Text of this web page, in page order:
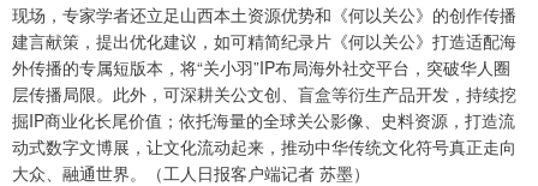
现场，专家学者还立足山西本土资源优势和《何以关公》的创作传播
建言献策，提出优化建议，如可精简纪录片《何以关公》打造适配海
外传播的专属短版本，将“关小羽”IP布局海外社交平台，突破华人圈
层传播局限。此外，可深耕关公文创、盲盒等衍生产品开发，持续挖
掘IP商业化长尾价值；依托海量的全球关公影像、史料资源，打造流
动式数字文博展，让文化流动起来，推动中华传统文化符号真正走向
大众、融通世界。（工人日报客户端记者 苏墨）